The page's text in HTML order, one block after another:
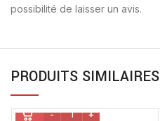
possibilité de laisser un avis.
PRODUITS SIMILAIRES